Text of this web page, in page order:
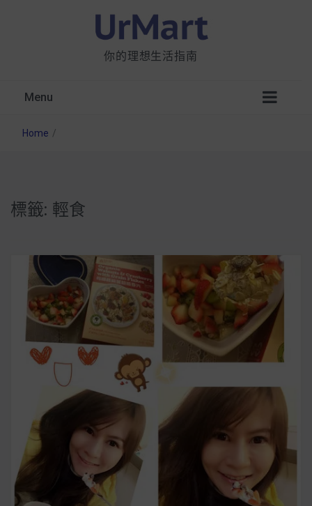
你的理想生活指南
Menu
星巴克都用 OATLY 泡咖啡？市售燕麥奶大剖
無麩質食物清單一覽：燕麥、麵包還有餅乾，
早餐這樣料理最適合！
早上沒時間做早餐？10 款隔夜更美味的燕麥粥
簡單料理
健身重訓菜單
運動健身飲食建議
2020 年最新蛋白粉終極指南，讓你一次搞
清楚！
Home /
標籤: 輕食